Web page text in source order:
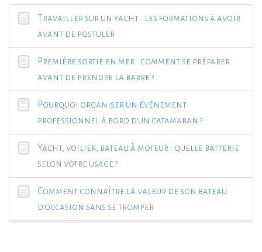
Travailler sur un yacht : les formations à avoir
avant de postuler
Première sortie en mer : comment se préparer
avant de prendre la barre ?
Pourquoi organiser un événement
professionnel à bord d’un catamaran ?
Yacht, voilier, bateau à moteur : quelle batterie
selon votre usage ?
Comment connaître la valeur de son bateau
d’occasion sans se tromper